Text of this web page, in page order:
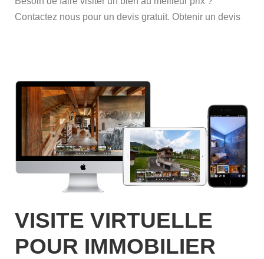
Contactez nous pour un devis gratuit. Obtenir un devis
VISITE VIRTUELLE
POUR IMMOBILIER